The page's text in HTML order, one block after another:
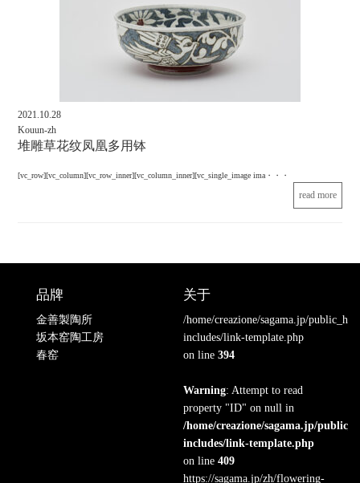
2021.10.28
Kouun-zh
堆雕草花纹凤凰多用钵
[vc_row][vc_column][vc_row_inner][vc_column_inner][vc_single_image ima・・・
read more
品牌
金善製陶所
坂本窑陶工房
春窑
关于
/home/creazione/sagama.jp/
includes/link-template.php
on line 394
Warning: Attempt to read
property "ID" on null in
/home/creazione/sagama.jp/
includes/link-template.php
on line 409
https://sagama.jp/zh/flowering-